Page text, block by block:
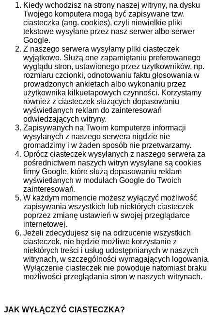
Kiedy wchodzisz na strony naszej witryny, na dysku
Twojego komputera mogą być zapisywane tzw.
ciasteczka (ang. cookies), czyli niewielkie pliki
tekstowe wysyłane przez nasz serwer albo serwer
Google.
Z naszego serwera wysyłamy pliki ciasteczek
wyjątkowo. Służą one zapamiętaniu preferowanego
wyglądu stron, ustawionego przez użytkowników, np.
rozmiaru czcionki, odnotowaniu faktu głosowania w
prowadzonych ankietach albo wykonaniu przez
użytkownika kilkuetapowych czynności. Korzystamy
również z ciasteczek służących dopasowaniu
wyświetlanych reklam do zainteresowań
odwiedzających witryny.
Zapisywanych na Twoim komputerze informacji
wysyłanych z naszego serwera nigdzie nie
gromadzimy i w żaden sposób nie przetwarzamy.
Oprócz ciasteczek wysyłanych z naszego serwera za
pośrednictwem naszych witryn wysyłane są cookies
firmy Google, które służą dopasowaniu reklam
wyświetlanych w modułach Google do Twoich
zainteresowań.
W każdym momencie możesz wyłączyć możliwość
zapisywania wszystkich lub niektórych ciasteczek
poprzez zmianę ustawień w swojej przeglądarce
internetowej.
Jeżeli zdecydujesz się na odrzucenie wszystkich
ciasteczek, nie będzie możliwe korzystanie z
niektórych treści i usług udostępnianych w naszych
witrynach, w szczególności wymagających logowania.
Wyłączenie ciasteczek nie powoduje natomiast braku
możliwości przeglądania stron w naszych witrynach.
JAK WYŁĄCZYĆ CIASTECZKA?